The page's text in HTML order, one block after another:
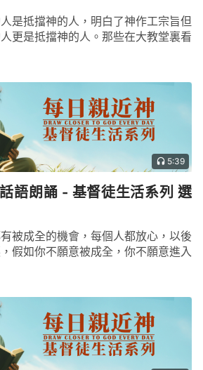
是抵擋神的人，明白了神作工宗旨但
更是抵擋神的人。那些在大教堂裏看
5:39
語朗誦 - 基督徒生活系列 選
被成全的機會，每個人都放心，以後
假如你不願意被成全，你不願意進入